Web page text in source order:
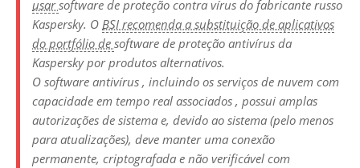
usarsoftware de proteção contra vírus do fabricante russo
Kaspersky. O BSI recomenda a substituição de aplicativos
do portfólio de software de proteção antivírus da
Kaspersky por produtos alternativos.
O software antivírus , incluindo os serviços de nuvem com
capacidade em tempo real associados , possui amplas
autorizações de sistema e, devido ao sistema (pelo menos
para atualizações), deve manter uma conexão
permanente, criptografada e não verificável com